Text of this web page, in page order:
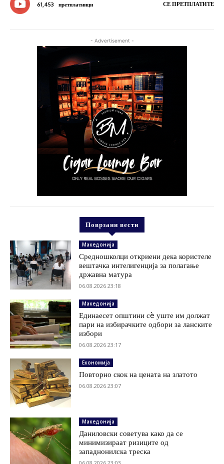
61,453 претплатници СЕ ПРЕТПЛАТИТЕ
- Advertisement -
Поврзани вести
Македонија
Средношколци откриени дека користеле
вештачка интелигенција за полагање
државна матура
06.08.2026 23:18
Македонија
Единаесет општини сè уште им должат
пари на избирачките одбори за ланските
избори
06.08.2026 23:17
Економија
Повторно скок на цената на златото
06.08.2026 23:07
Македонија
Даниловски советува како да се
минимизираат ризиците од
западнонилска треска